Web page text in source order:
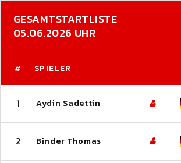
GESAMTSTARTLISTE
05.06.2026 UHR
# SPIELER
1 Aydin Sadettin
2 Binder Thomas